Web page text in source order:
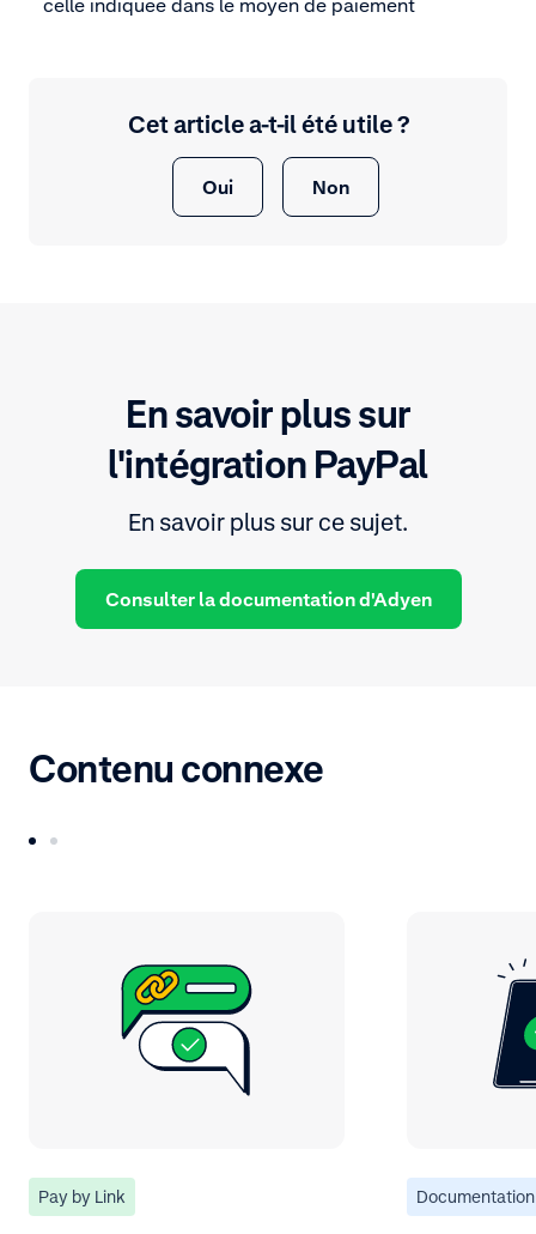
Cet article a-t-il été utile ?
Oui Non
En savoir plus sur
l'intégration PayPal
En savoir plus sur ce sujet.
Consulter la documentation d'Adyen
Contenu connexe
Pay by Link Documentation